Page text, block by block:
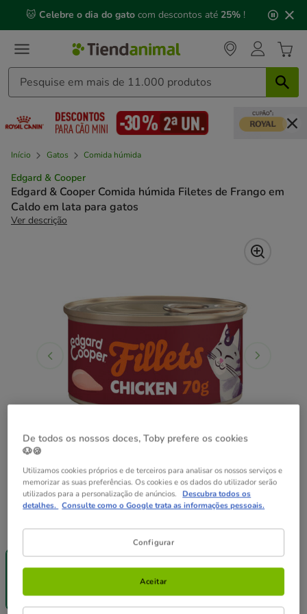
mensagem,
🐱 Celebre o dia do gato com descontos até 25% !
Início Gatos Comida húmida
Edgard & Cooper
Edgard & Cooper Comida húmida Filetes de Frango em
Caldo em lata para gatos
Ver descrição
Peso:70 g
70 g
Grátis
(24.14€ / kg)
Entrega
Grátis
(24.14€ / kg)
De todos os nossos doces, Toby prefere os cookies
🐶🍪
Utilizamos cookies próprios e de terceiros para analisar os nossos serviços e
memorizar as suas preferências. Os cookies e os dados do utilizador serão
utilizados para a personalização de anúncios. Descubra todos os
detalhes. Consulte como o Google trata as informações pessoais.
Configurar
Aceitar